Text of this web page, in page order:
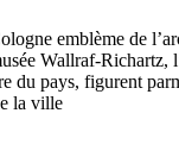
emblème de
Wallraf-Richartz,
du pays, figurent
la ville